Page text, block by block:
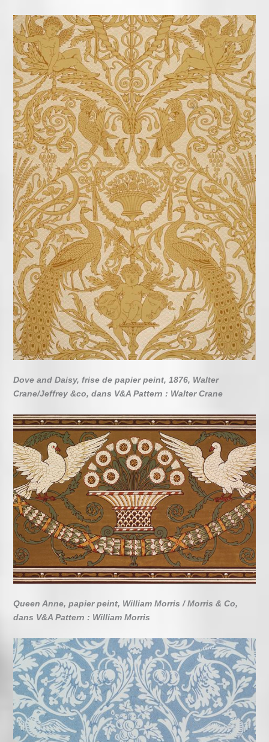
Dove and Daisy, frise de papier peint, 1876, Walter
Crane/Jeffrey &co, dans V&A Pattern : Walter Crane
Queen Anne, papier peint, William Morris / Morris & Co,
dans V&A Pattern : William Morris